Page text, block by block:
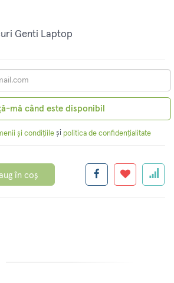
Genti Laptop
mă când este disponibil
și condițiile și politica de confidențialitate
în coș